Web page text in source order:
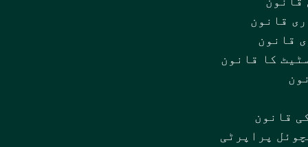
قانون
قانون
کا قانون
قانون
پراپرٹی